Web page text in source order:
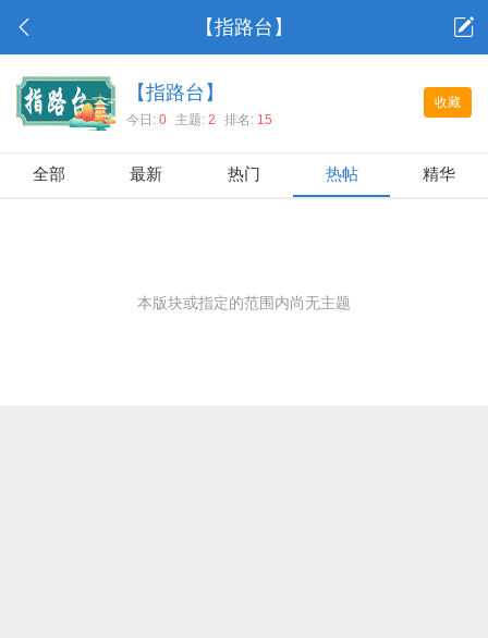
【指路台】
收藏
【指路台】
今日: 0 主题: 2 排名: 15
全部 最新 热门 热帖 精华
本版块或指定的范围内尚无主题